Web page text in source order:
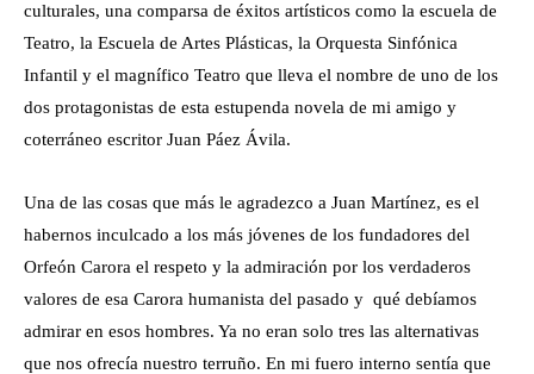
culturales, una comparsa de éxitos artísticos como la escuela de
Teatro, la Escuela de Artes Plásticas, la Orquesta Sinfónica
Infantil y el magnífico Teatro que lleva el nombre de uno de los
dos protagonistas de esta estupenda novela de mi amigo y
coterráneo escritor Juan Páez Ávila.
Una de las cosas que más le agradezco a Juan Martínez, es el
habernos inculcado a los más jóvenes de los fundadores del
Orfeón Carora el respeto y la admiración por los verdaderos
valores de esa Carora humanista del pasado y qué debíamos
admirar en esos hombres. Ya no eran solo tres las alternativas
que nos ofrecía nuestro terruño. En mi fuero interno sentía que